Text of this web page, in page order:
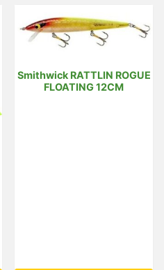
Smithwick RATTLIN ROGUE
FLOATING 12CM